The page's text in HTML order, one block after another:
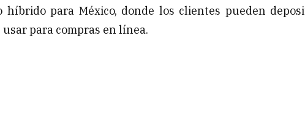
para México, donde los clientes pueden
para compras en línea.